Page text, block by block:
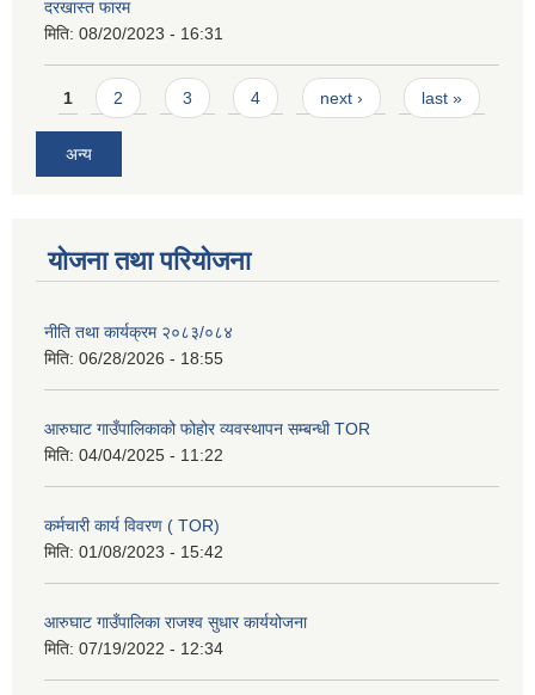
दरखास्त फारम
मिति: 08/20/2023 - 16:31
Pages
1 2 3 4 next › last »
अन्य
योजना तथा परियोजना
नीति तथा कार्यक्रम २०८३/०८४
मिति: 06/28/2026 - 18:55
आरुघाट गाउँपालिकाको फोहोर व्यवस्थापन सम्बन्धी TOR
मिति: 04/04/2025 - 11:22
कर्मचारी कार्य विवरण ( TOR)
मिति: 01/08/2023 - 15:42
आरुघाट गाउँपालिका राजश्व सुधार कार्ययोजना
मिति: 07/19/2022 - 12:34